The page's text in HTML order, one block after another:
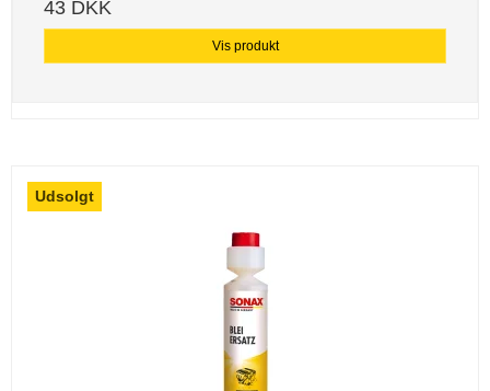
43 DKK
Vis produkt
Udsolgt